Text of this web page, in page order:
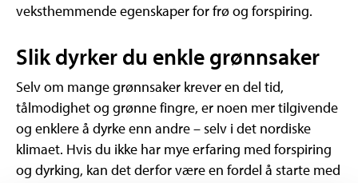
veksthemmende egenskaper for frø og forspiring.
Slik dyrker du enkle grønnsaker
Selv om mange grønnsaker krever en del tid,
tålmodighet og grønne fingre, er noen mer tilgivende
og enklere å dyrke enn andre – selv i det nordiske
klimaet. Hvis du ikke har mye erfaring med forspiring
og dyrking, kan det derfor være en fordel å starte med